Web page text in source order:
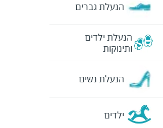
הנעלת גברים
הנעלת ילדים
ותינוקות
הנעלת נשים
ילדים